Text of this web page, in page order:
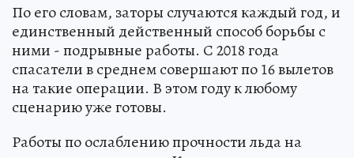
По его словам, заторы случаются каждый год, и
единственный действенный способ борьбы с
ними - подрывные работы. С 2018 года
спасатели в среднем совершают по 16 вылетов
на такие операции. В этом году к любому
сценарию уже готовы.
Работы по ослаблению прочности льда на